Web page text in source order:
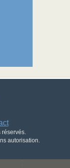
réservés.
autorisation.